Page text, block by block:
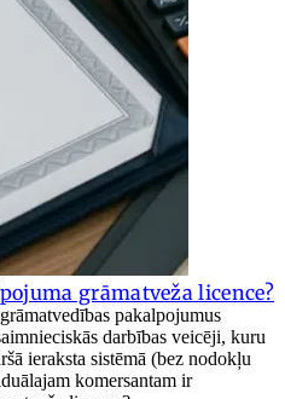
grāmatveža licence?
pakalpojumus
darbības veicēji, kuru
ieraksta sistēmā (bez nodokļu
komersantam ir